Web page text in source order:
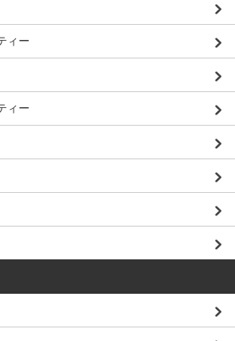
ィー
ィー